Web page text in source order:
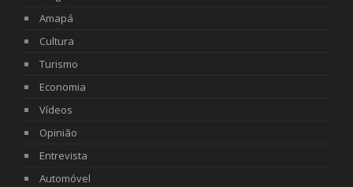
Amapá
Cultura
Turismo
Economia
Vídeos
Opinião
Entrevista
Automóvel